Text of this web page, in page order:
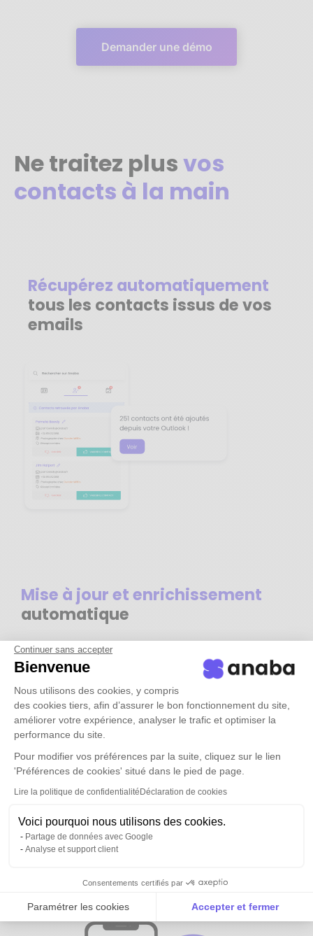
Continuer sans accepter
Bienvenue
Nous utilisons des cookies, y compris
des cookies tiers, afin d’assurer le bon fonctionnement du site,
améliorer votre expérience, analyser le trafic et optimiser la
performance du site.
Pour modifier vos préférences par la suite, cliquez sur le lien
'Préférences de cookies' situé dans le pied de page.
Lire la politique de confidentialitéDéclaration de cookies
Voici pourquoi nous utilisons des cookies.
Partage de données avec Google
Analyse et support client
Consentements certifiés par
Paramétrer les cookies Accepter et fermer
Axeptio consent
Plateforme de Gestion du Consentement :
Demander une démo
Ne traitez plusvos
contacts à la main
Récupérez automatiquement
tous les contacts issus de vos
emails
Mise à jour et enrichissement
automatique
Tous vos contacts et ceux de vos
équipesdisponibles partout